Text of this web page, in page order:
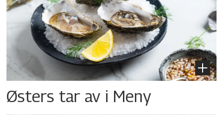
Østers tar av i Meny